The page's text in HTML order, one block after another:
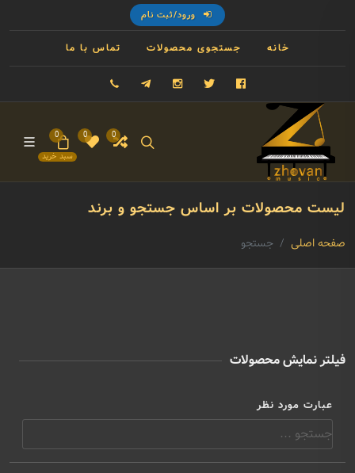
ورود/ثبت نام
خانه جستجوی محصولات تماس با ما
فیسبوک توییتر اینستاگرام تلگرام
0
0
سبد خرید
0
لیست محصولات بر اساس جستجو و برند
صفحه اصلی جستجو
فیلتر نمایش محصولات
عبارت مورد نظر